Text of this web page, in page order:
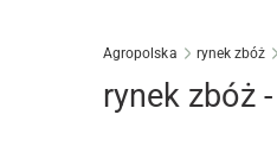
Agropolska rynek zbóż
rynek zbóż